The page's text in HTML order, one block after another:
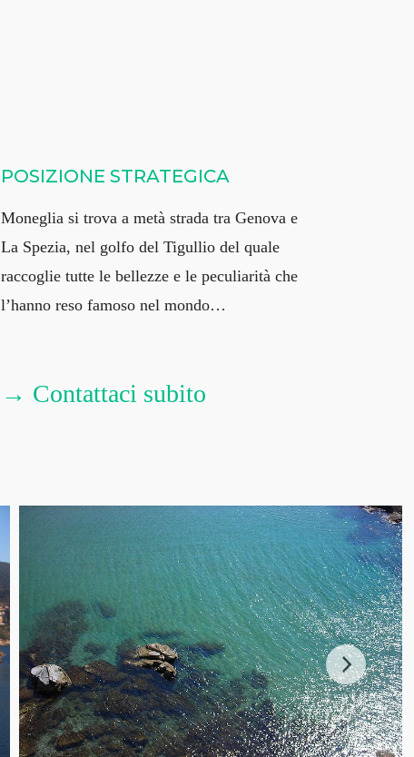
POSIZIONE STRATEGICA
Moneglia si trova a metà strada tra Genova e
La Spezia, nel golfo del Tigullio del quale
raccoglie tutte le bellezze e le peculiarità che
l’hanno reso famoso nel mondo…
→ Contattaci subito